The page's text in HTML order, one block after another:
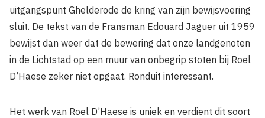
uitgangspunt Ghelderode de kring van zijn bewijsvoering
sluit. De tekst van de Fransman Edouard Jaguer uit 1959
bewijst dan weer dat de bewering dat onze landgenoten
in de Lichtstad op een muur van onbegrip stoten bij Roel
D’Haese zeker niet opgaat. Ronduit interessant.
Het werk van Roel D’Haese is uniek en verdient dit soort